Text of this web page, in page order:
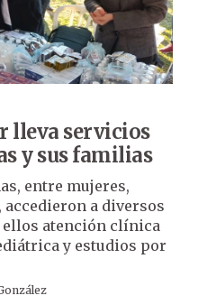
lleva servicios
y sus familias
entre mujeres,
a diversos
atención clínica
y estudios por